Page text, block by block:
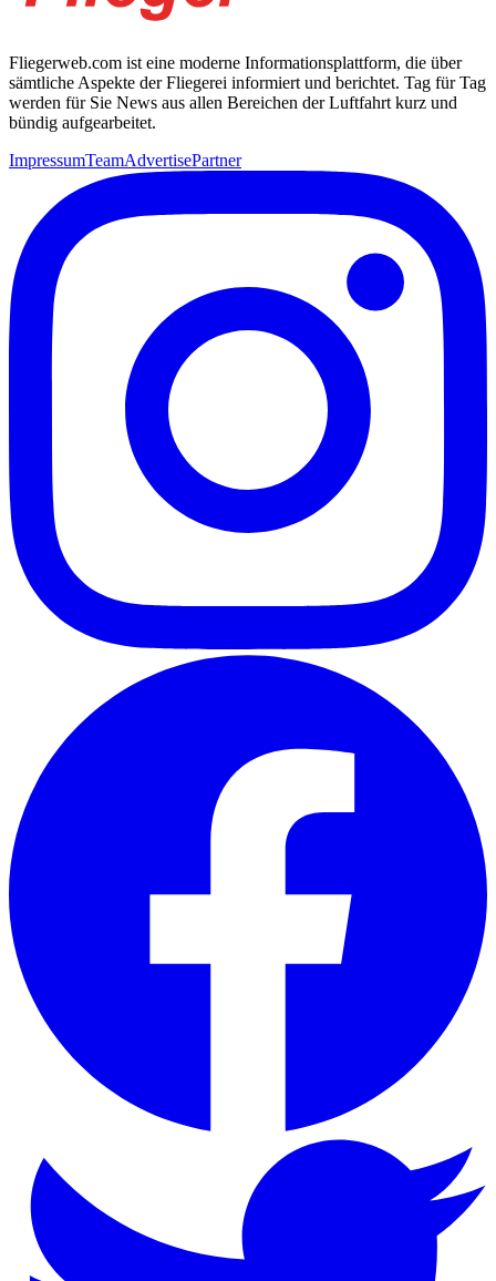
Fliegerweb.com ist eine moderne Informationsplattform, die über
sämtliche Aspekte der Fliegerei informiert und berichtet. Tag für Tag
werden für Sie News aus allen Bereichen der Luftfahrt kurz und
bündig aufgearbeitet.
ImpressumTeamAdvertisePartner